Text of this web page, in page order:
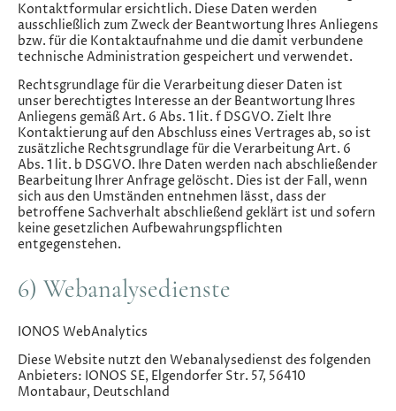
Kontaktformular ersichtlich. Diese Daten werden
ausschließlich zum Zweck der Beantwortung Ihres Anliegens
bzw. für die Kontaktaufnahme und die damit verbundene
technische Administration gespeichert und verwendet.
Rechtsgrundlage für die Verarbeitung dieser Daten ist
unser berechtigtes Interesse an der Beantwortung Ihres
Anliegens gemäß Art. 6 Abs. 1 lit. f DSGVO. Zielt Ihre
Kontaktierung auf den Abschluss eines Vertrages ab, so ist
zusätzliche Rechtsgrundlage für die Verarbeitung Art. 6
Abs. 1 lit. b DSGVO. Ihre Daten werden nach abschließender
Bearbeitung Ihrer Anfrage gelöscht. Dies ist der Fall, wenn
sich aus den Umständen entnehmen lässt, dass der
betroffene Sachverhalt abschließend geklärt ist und sofern
keine gesetzlichen Aufbewahrungspflichten
entgegenstehen.
6) Webanalysedienste
IONOS WebAnalytics
Diese Website nutzt den Webanalysedienst des folgenden
Anbieters: IONOS SE, Elgendorfer Str. 57, 56410
Montabaur, Deutschland